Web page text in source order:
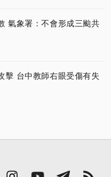
氣象署：不會形成三颱共
擊 台中教師右眼受傷有失